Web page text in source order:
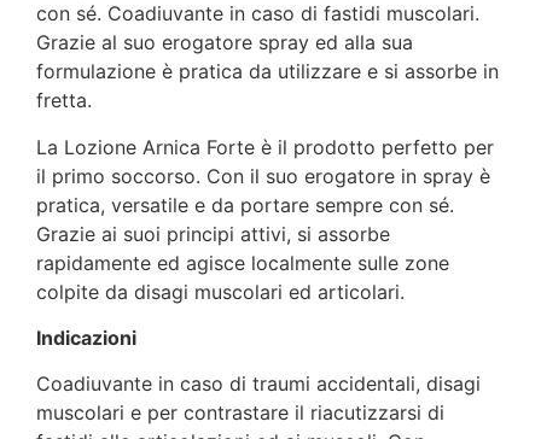
con sé. Coadiuvante in caso di fastidi muscolari.
Grazie al suo erogatore spray ed alla sua
formulazione è pratica da utilizzare e si assorbe in
fretta.
La Lozione Arnica Forte è il prodotto perfetto per
il primo soccorso. Con il suo erogatore in spray è
pratica, versatile e da portare sempre con sé.
Grazie ai suoi principi attivi, si assorbe
rapidamente ed agisce localmente sulle zone
colpite da disagi muscolari ed articolari.
Indicazioni
Coadiuvante in caso di traumi accidentali, disagi
muscolari e per contrastare il riacutizzarsi di